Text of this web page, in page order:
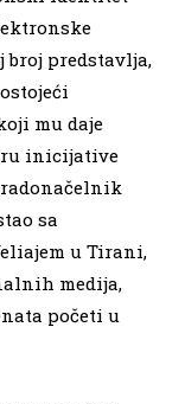
broj predstavlja,
mu daje
inicijative
sa
u Tirani,
medija,
početi u